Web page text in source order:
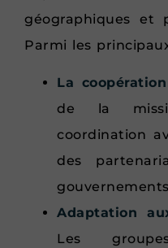
géographiques et
Parmi les
La
de la
coordination
des
Adaptation
Les